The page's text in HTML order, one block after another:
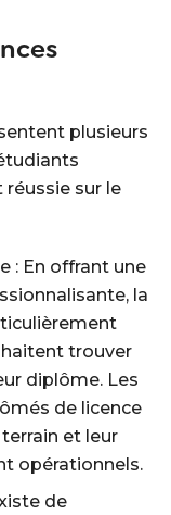
plusieurs
sur le
: En offrant une
la
trouver
diplôme. Les
de licence
et leur
opérationnels.
de